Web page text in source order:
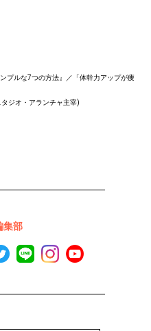
プルな7つの方法』／「体幹力アップが痩
ジオ・アランチャ主宰)
集部